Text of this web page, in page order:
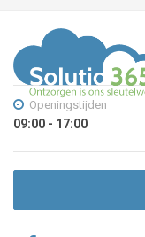
Openingstijden
09:00 - 17:00